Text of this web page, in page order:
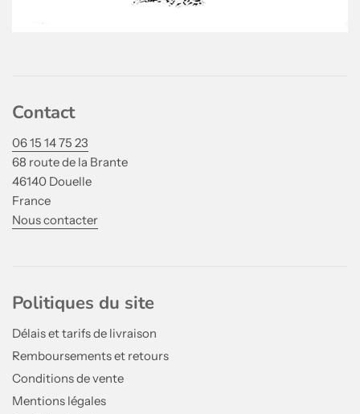
Contact
06 15 14 75 23
68 route de la Brante
46140 Douelle
France
Nous contacter
Politiques du site
Délais et tarifs de livraison
Remboursements et retours
Conditions de vente
Mentions légales